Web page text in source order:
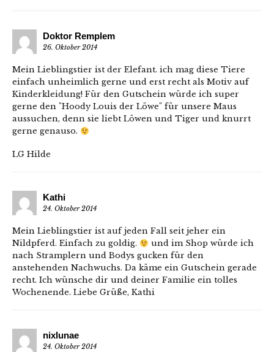
Doktor Remplem
26. Oktober 2014
Mein Lieblingstier ist der Elefant. ich mag diese Tiere
einfach unheimlich gerne und erst recht als Motiv auf
Kinderkleidung! Für den Gutschein würde ich super
gerne den "Hoody Louis der Löwe" für unsere Maus
aussuchen, denn sie liebt Löwen und Tiger und knurrt
gerne genauso.
LG Hilde
Kathi
24. Oktober 2014
Mein Lieblingstier ist auf jeden Fall seit jeher ein
Nildpferd. Einfach zu goldig.
und im Shop würde ich
nach Stramplern und Bodys gucken für den
anstehenden Nachwuchs. Da käme ein Gutschein gerade
recht. Ich wünsche dir und deiner Familie ein tolles
Wochenende. Liebe Grüße, Kathi
nixlunae
24. Oktober 2014